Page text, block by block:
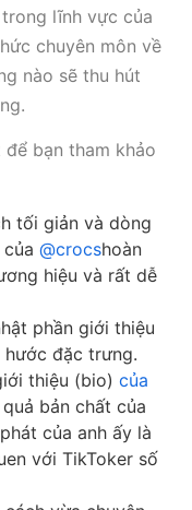
lĩnh vực của
chuyên môn về
nào sẽ thu hút
bạn tham khảo
tối giản và dòng
@crocshoàn
hiệu và rất dễ
phần giới thiệu
hước đặc trưng.
thiệu (bio) của
bản chất của
của anh ấy là
với TikToker số